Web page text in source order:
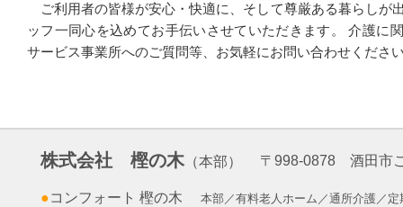
ご利用者の皆様が安心・快適に、そして尊厳ある暮らしが
ッフ一同心を込めてお手伝いさせていただきます。 介護に
サービス事業所へのご質問等、お気軽にお問い合わせくださ
株式会社 樫の木 （本部） 〒998-0878 酒田市
●コンフォート 樫の木 本部／有料老人ホーム／通所介護／